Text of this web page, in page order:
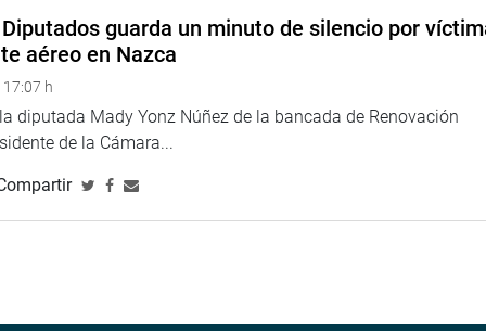
guarda un minuto de silencio por
aéreo en Nazca
h
diputada Mady Yonz Núñez de la bancada de Renovación
de la Cámara...